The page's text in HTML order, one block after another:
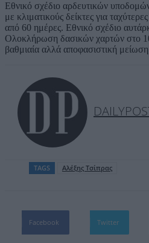
Εθνικό σχέδιο αρδευτικών
με κλιματικούς δείκτες για
από 60 ημέρες. Εθνικό σχέδιο
Ολοκλήρωση δασικών χαρτών στο
βαθμιαία αλλά αποφασιστική
TAGS Αλέξης Τσίπρας
Facebook Twitter